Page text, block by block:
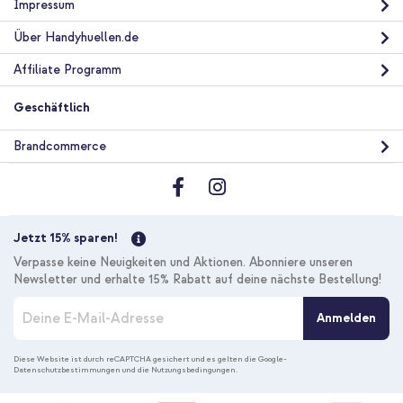
Fabrikverpackung - 1.8 meter - 25 Watt - Schwarz
In den Warenkorb
Impressum
Über Handyhuellen.de
Affiliate Programm
Geschäftlich
Brandcommerce
Jetzt 15% sparen!
Verpasse keine Neuigkeiten und Aktionen. Abonniere unseren
Newsletter und erhalte 15% Rabatt auf deine nächste Bestellung!
d
e
Anmelden
Diese Website ist durch reCAPTCHA gesichert und es gelten dieGoogle-
Datenschutzbestimmungen und die Nutzungsbedingungen.